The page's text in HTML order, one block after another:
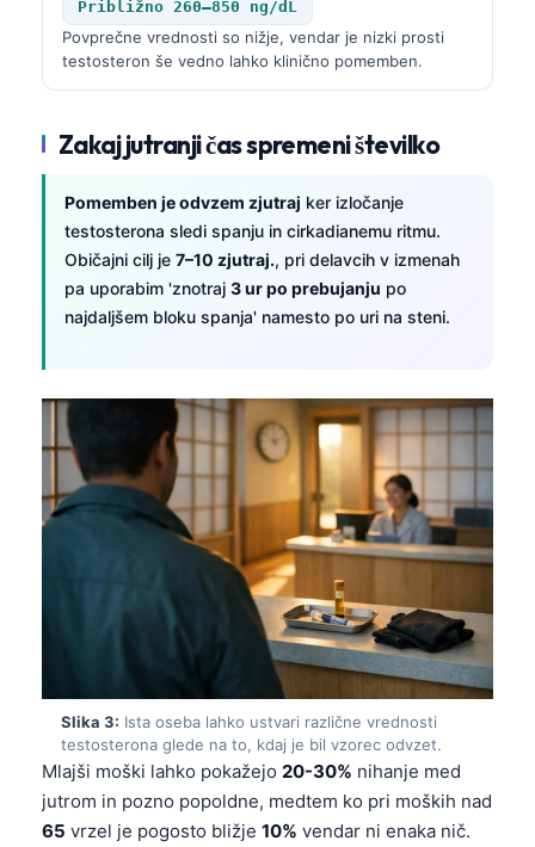
Približno 260–850 ng/dL
Povprečne vrednosti so nižje, vendar je nizki prosti
testosteron še vedno lahko klinično pomemben.
Zakaj jutranji čas spremeni številko
Pomemben je odvzem zjutraj ker izločanje
testosterona sledi spanju in cirkadianemu ritmu.
Običajni cilj je 7–10 zjutraj., pri delavcih v izmenah
pa uporabim 'znotraj 3 ur po prebujanju po
najdaljšem bloku spanja' namesto po uri na steni.
Slika 3: Ista oseba lahko ustvari različne vrednosti
testosterona glede na to, kdaj je bil vzorec odvzet.
Mlajši moški lahko pokažejo 20-30% nihanje med
jutrom in pozno popoldne, medtem ko pri moških nad
65 vrzel je pogosto bližje 10% vendar ni enaka nič.